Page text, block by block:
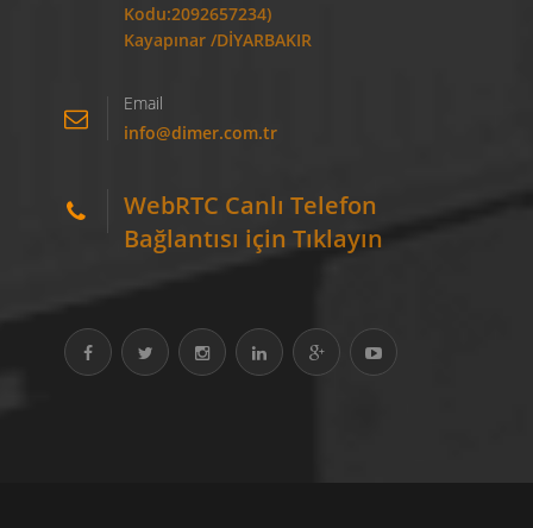
Kodu:2092657234)
Kayapınar /DİYARBAKIR
Email
info@dimer.com.tr
WebRTC Canlı Telefon
Bağlantısı için Tıklayın